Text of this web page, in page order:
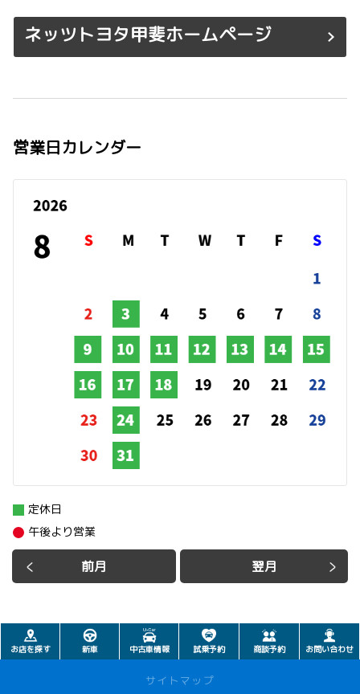
ネッツトヨタ甲斐ホームページ
営業日カレンダー
前月 翌月
定休日
午後より営業
お店を探す 新車 中古車情報 試乗予約 商談予約 お問い合わせ
サイトマップ